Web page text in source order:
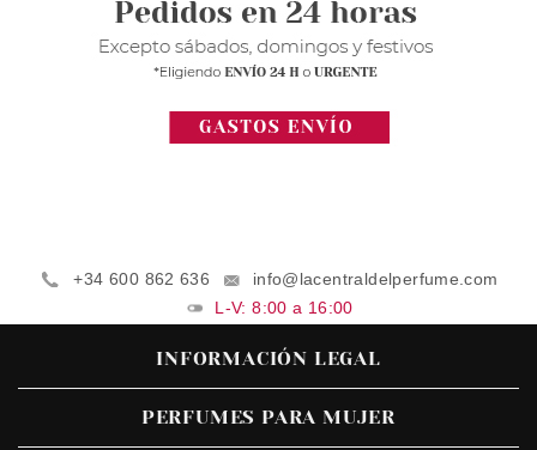
+34 600 862 636
info@lacentraldelperfume.com
L-V: 8:00 a 16:00
INFORMACIÓN LEGAL
PERFUMES PARA MUJER